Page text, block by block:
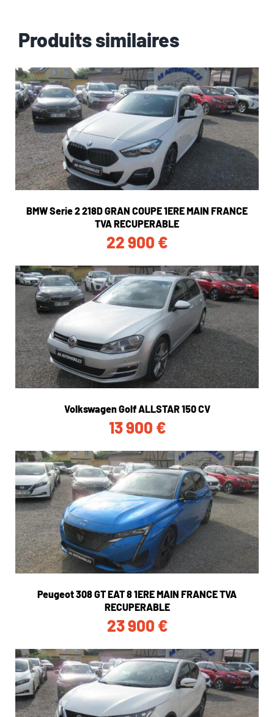
Produits similaires
BMW Serie 2 218D GRAN COUPE 1ERE MAIN FRANCE
TVA RECUPERABLE
22 900 €
Volkswagen Golf ALLSTAR 150 CV
13 900 €
Peugeot 308 GT EAT 8 1ERE MAIN FRANCE TVA
RECUPERABLE
23 900 €